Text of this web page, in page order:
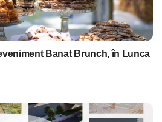
Banat Brunch, în Lunca